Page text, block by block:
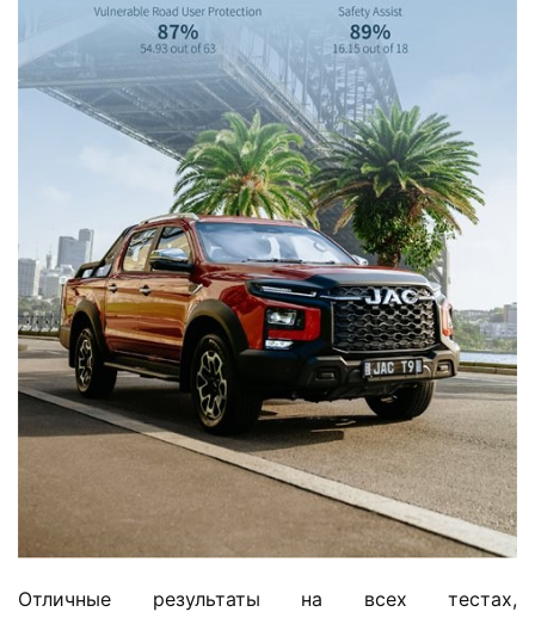
Отличные результаты на всех тестах,